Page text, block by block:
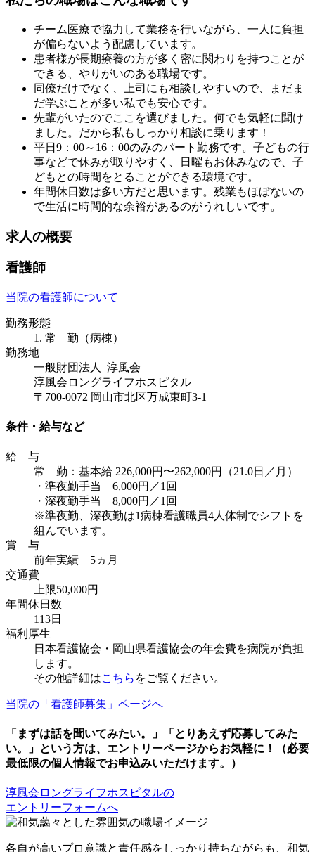
チーム医療で協力して業務を行いながら、一人に負担
が偏らないよう配慮しています。
患者様が長期療養の方が多く密に関わりを持つことが
できる、やりがいのある職場です。
同僚だけでなく、上司にも相談しやすいので、まだま
だ学ぶことが多い私でも安心です。
先輩がいたのでここを選びました。何でも気軽に聞け
ました。だから私もしっかり相談に乗ります！
平日9：00～16：00のみのパート勤務です。子どもの行
事などで休みが取りやすく、日曜もお休みなので、子
どもとの時間をとることができる環境です。
年間休日数は多い方だと思います。残業もほぼないの
で生活に時間的な余裕があるのがうれしいです。
求人の概要
看護師
当院の看護師について
勤務形態
1. 常 勤（病棟）
勤務地
一般財団法人 淳風会
淳風会ロングライフホスピタル
〒700-0072 岡山市北区万成東町3-1
条件・給与など
給 与
常 勤：基本給 226,000円〜262,000円（21.0日／月）
・準夜勤手当 6,000円／1回
・深夜勤手当 8,000円／1回
※準夜勤、深夜勤は1病棟看護職員4人体制でシフトを
組んでいます。
賞 与
前年実績 5ヵ月
交通費
上限50,000円
年間休日数
113日
福利厚生
日本看護協会・岡山県看護協会の年会費を病院が負担
します。
その他詳細はこちら をご覧ください。
当院の「看護師募集」ページへ
「まずは話を聞いてみたい。」「とりあえず応募してみた
い。」という方は、エントリーページからお気軽に！（必要
最低限の個人情報でお申込みいただけます。）
淳風会ロングライフホスピタルの
エントリーフォームへ
各自が高いプロ意識と責任感をしっかり持ちながらも、和気